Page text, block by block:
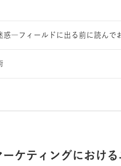
惑―フィールドに出る前に読んで
ケティングにおけ